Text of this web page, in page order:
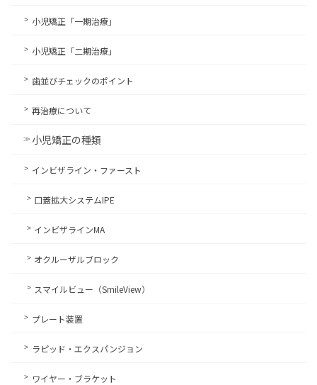
小児矯正「一期治療」
小児矯正「二期治療」
歯並びチェックのポイント
再治療について
小児矯正の種類
インビザライン・ファースト
口蓋拡大システムIPE
インビザラインMA
オクルーザルブロック
スマイルビュー（SmileView）
プレート装置
ラピッド・エクスパンジョン
ワイヤー・ブラケット